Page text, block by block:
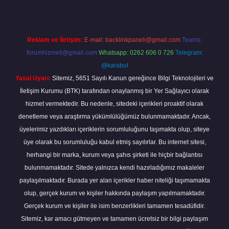
Reklam ve İletişim: E-mail: backlinkpaneli@gmail.com Teams:
forumhizmeti@gmail.com Whatsapp: 0262 606 0 726 Telegram:
@karabul
Yasal Uyarı: Sitemiz, 5651 Sayılı Kanun gereğince Bilgi Teknolojileri ve
İletişim Kurumu (BTK) tarafından onaylanmış bir Yer Sağlayıcı olarak
hizmet vermektedir. Bu nedenle, sitedeki içerikleri proaktif olarak
denetleme veya araştırma yükümlülüğümüz bulunmamaktadır. Ancak,
üyelerimiz yazdıkları içeriklerin sorumluluğunu taşımakta olup, siteye
üye olarak bu sorumluluğu kabul etmiş sayılırlar. Bu internet sitesi,
herhangi bir marka, kurum veya şahıs şirketi ile hiçbir bağlantısı
bulunmamaktadır. Sitede yalnızca kendi hazırladığımız makaleler
paylaşılmaktadır. Burada yer alan içerikler haber niteliği taşımamakta
olup, gerçek kurum ve kişiler hakkında paylaşım yapılmamaktadır.
Gerçek kurum ve kişiler ile isim benzerlikleri tamamen tesadüfidir.
Sitemiz, kar amacı gütmeyen ve tamamen ücretsiz bir bilgi paylaşım